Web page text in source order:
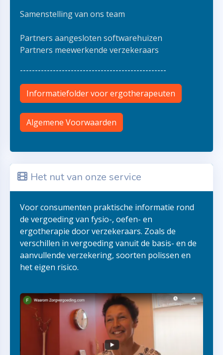
Samenstelling van ons team
Partners aangesloten softwarehuizen
Partners meewerkende verzekeraars
-------------------------------------------------
Informatiefolder voor ergotherapeuten
Algemene Voorwaarden
Het nut van onze service
Voor consumenten praktische informatie rond
de vergoeding van fysio-, oefen- en
ergotherapie door verzekeraars. Zoals de
verschillen in vergoeding vanuit de basis- en de
aanvullende verzekering, soorten polissen en
het eigen risico.